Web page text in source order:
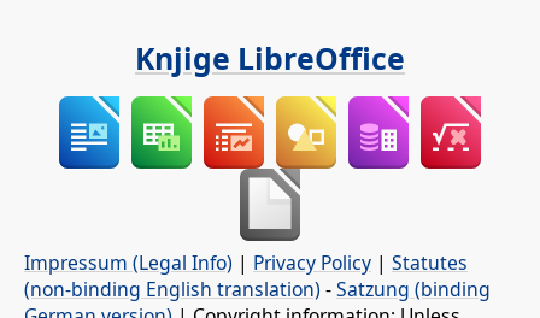
Knjige LibreOffice
Impressum (Legal Info) | Privacy Policy | Statutes
(non-binding English translation) -Satzung (binding